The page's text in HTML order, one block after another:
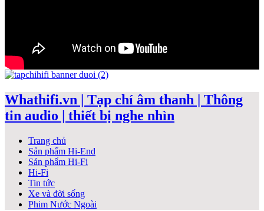
Whathifi.vn | Tạp chí âm thanh | Thông
tin audio | thiết bị nghe nhìn
Trang chủ
Sản phẩm Hi-End
Sản phẩm Hi-Fi
Hi-Fi
Tin tức
Xe và đời sống
Phim Nước Ngoài